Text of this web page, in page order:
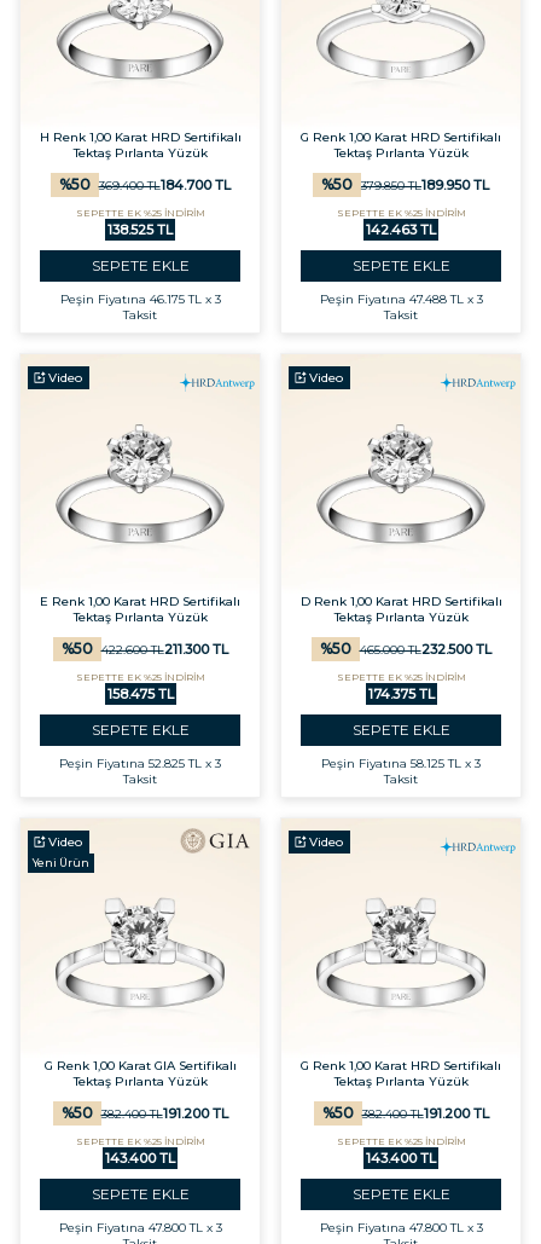
H Renk 1,00 Karat HRD Sertifikalı
Tektaş Pırlanta Yüzük
%50 369.400TL184.700TL
SEPETTE EK %25 İNDİRİM
138.525 TL
SEPETE EKLE
Peşin Fiyatına 46.175 TL x 3
Taksit
G Renk 1,00 Karat HRD Sertifikalı
Tektaş Pırlanta Yüzük
%50 379.850TL189.950TL
SEPETTE EK %25 İNDİRİM
142.463 TL
SEPETE EKLE
Peşin Fiyatına 47.488 TL x 3
Taksit
Video
E Renk 1,00 Karat HRD Sertifikalı
Tektaş Pırlanta Yüzük
%50 422.600TL211.300TL
SEPETTE EK %25 İNDİRİM
158.475 TL
SEPETE EKLE
Peşin Fiyatına 52.825 TL x 3
Taksit
Video
D Renk 1,00 Karat HRD Sertifikalı
Tektaş Pırlanta Yüzük
%50 465.000TL232.500TL
SEPETTE EK %25 İNDİRİM
174.375 TL
SEPETE EKLE
Peşin Fiyatına 58.125 TL x 3
Taksit
Video
Yeni Ürün
G Renk 1,00 Karat GIA Sertifikalı
Tektaş Pırlanta Yüzük
%50 382.400TL191.200TL
SEPETTE EK %25 İNDİRİM
143.400 TL
SEPETE EKLE
Peşin Fiyatına 47.800 TL x 3
Video
G Renk 1,00 Karat HRD Sertifikalı
Tektaş Pırlanta Yüzük
%50 382.400TL191.200TL
SEPETTE EK %25 İNDİRİM
143.400 TL
SEPETE EKLE
Peşin Fiyatına 47.800 TL x 3